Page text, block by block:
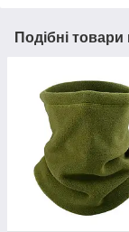
Подібні товари